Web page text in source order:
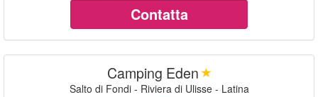
Contatta
Camping Eden
Salto di Fondi - Riviera di Ulisse - Latina